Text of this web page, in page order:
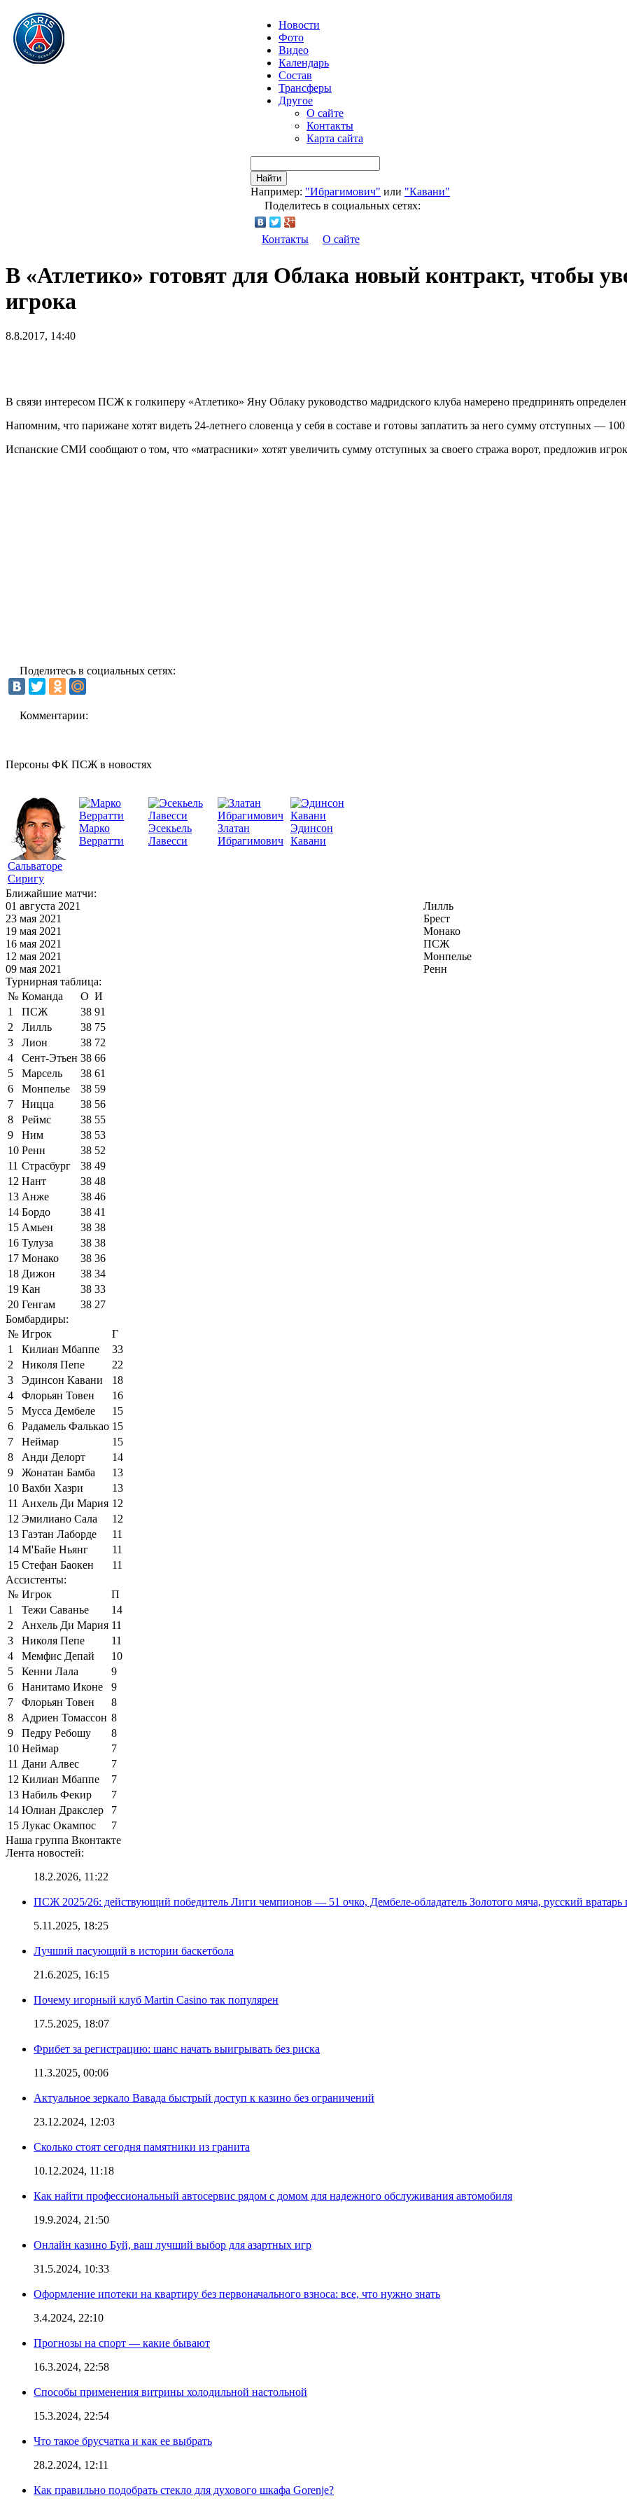
Новости
Фото
Видео
Календарь
Состав
Трансферы
Другое
О сайте
Контакты
Карта сайта
Найти
Например: "Ибрагимович" или "Кавани"
Поделитесь в социальных сетях:
Контакты О сайте
В «Атлетико» готовят для Облака новый контракт, чтобы
игрока
8.8.2017, 14:40
В связи интересом ПСЖ к голкиперу «Атлетико» Яну Облаку руководство мадридского клуба намерено предпринять
Напомним, что парижане хотят видеть 24-летнего словенца у себя в составе и готовы заплатить за него сумму отступных —
Испанские СМИ сообщают о том, что «матрасники» хотят увеличить сумму отступных за своего стража ворот, предложив
Поделитесь в социальных сетях:
Комментарии:
Персоны ФК ПСЖ в новостях
Сальваторе
Сиригу
Марко
Верратти
Эсекьель
Лавесси
Златан
Ибрагимович
Эдинсон
Кавани
Ближайшие матчи:
01 августа 2021
Лилль
23 мая 2021
Брест
19 мая 2021
Монако
16 мая 2021
ПСЖ
12 мая 2021
Монпелье
09 мая 2021
Ренн
Турнирная таблица:
№ Команда О И
1
ПСЖ 38 91
2
Лилль 38 75
3
Лион 38 72
4
Сент-Этьен 38 66
5
Марсель 38 61
6
Монпелье 38 59
7
Ницца 38 56
8
Реймс 38 55
9
Ним 38 53
10 Ренн 38 52
11 Страсбург 38 49
12 Нант 38 48
13 Анже 38 46
14 Бордо 38 41
15 Амьен 38 38
16 Тулуза 38 38
17 Монако 38 36
18 Дижон 38 34
19 Кан 38 33
20 Генгам 38 27
Бомбардиры:
№ Игрок
Г
1
Килиан Мбаппе
33
2
Николя Пепе
22
3
Эдинсон Кавани
18
4
Флорьян Товен
16
5
Мусса Дембеле
15
6
Радамель Фалькао 15
7
Неймар
15
8
Анди Делорт
14
9
Жонатан Бамба
13
10 Вахби Хазри
13
11 Анхель Ди Мария 12
12 Эмилиано Сала
12
13 Гаэтан Лаборде
11
14 М'Байе Ньянг
11
15 Стефан Баокен
11
Ассистенты:
№ Игрок
П
1
Тежи Саванье
14
2
Анхель Ди Мария 11
3
Николя Пепе
11
4
Мемфис Депай
10
5
Кенни Лала
9
6
Нанитамо Иконе
9
7
Флорьян Товен
8
8
Адриен Томассон 8
9
Педру Ребошу
8
10 Неймар
7
11 Дани Алвес
7
12 Килиан Мбаппе
7
13 Набиль Фекир
7
14 Юлиан Дракслер
7
15 Лукас Окампос
7
Наша группа Вконтакте
Лента новостей:
18.2.2026, 11:22
ПСЖ 2025/26: действующий победитель Лиги чемпионов — 51 очко, Дембеле-обладатель Золотого мяча, русский вратарь
5.11.2025, 18:25
Лучший пасующий в истории баскетбола
21.6.2025, 16:15
Почему игорный клуб Martin Casino так популярен
17.5.2025, 18:07
Фрибет за регистрацию: шанс начать выигрывать без риска
11.3.2025, 00:06
Актуальное зеркало Вавада быстрый доступ к казино без ограничений
23.12.2024, 12:03
Сколько стоят сегодня памятники из гранита
10.12.2024, 11:18
Как найти профессиональный автосервис рядом с домом для надежного обслуживания автомобиля
19.9.2024, 21:50
Онлайн казино Буй, ваш лучший выбор для азартных игр
31.5.2024, 10:33
Оформление ипотеки на квартиру без первоначального взноса: все, что нужно знать
3.4.2024, 22:10
Прогнозы на спорт — какие бывают
16.3.2024, 22:58
Способы применения витрины холодильной настольной
15.3.2024, 22:54
Что такое брусчатка и как ее выбрать
28.2.2024, 12:11
Как правильно подобрать стекло для духового шкафа Gorenje?